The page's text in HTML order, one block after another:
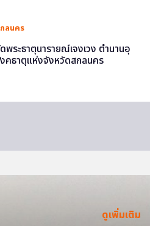
ลนคร
พระธาตุนารายณ์เจงเวง ตำนานอุ
คธาตุแห่งจังหวัดสกลนคร
ดูเพิ่มเติม